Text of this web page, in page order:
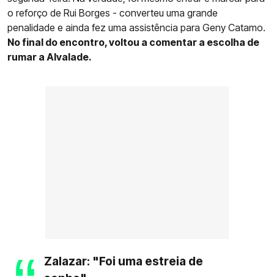
o reforço de Rui Borges - converteu uma grande
penalidade e ainda fez uma assistência para Geny Catamo.
No final do encontro, voltou a comentar a escolha de
rumar a Alvalade.
Zalazar: "Foi uma estreia de